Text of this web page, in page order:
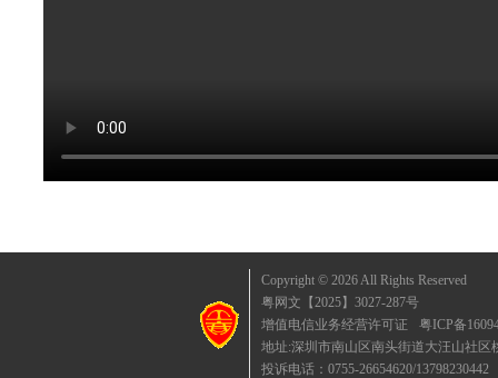
Copyright © 2026 All Rights Reserved
粤网文【2025】3027-287号
增值电信业务经营许可证
粤ICP备
地址:深圳市南山区南头街道大汪山社区
投诉电话：0755-26654620/13798230442